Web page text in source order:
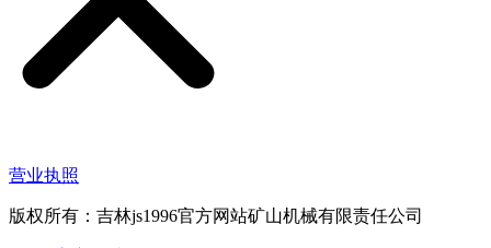
营业执照
版权所有：吉林js1996官方网站矿山机械有限责任公司